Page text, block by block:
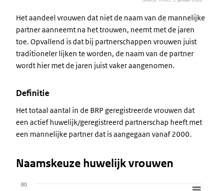
Het aandeel vrouwen dat niet de naam van de mannelijke
partner aanneemt na het trouwen, neemt met de jaren
toe. Opvallend is dat bij partnerschappen vrouwen juist
traditioneler lijken te worden, de naam van de partner
wordt hier met de jaren juist vaker aangenomen.
Definitie
Het totaal aantal in de BRP geregistreerde vrouwen dat
een actief huwelijk/geregistreerd partnerschap heeft met
een mannelijke partner dat is aangegaan vanaf 2000.
Naamskeuze huwelijk vrouwen
80